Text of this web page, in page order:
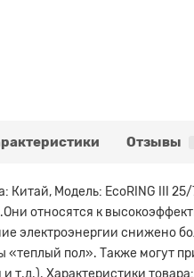
Отзывы
Китай, Модель: EcoRING III
относятся к
электроэнергии снижено
«теплый пол». Также могут
т.д.). Характеристики